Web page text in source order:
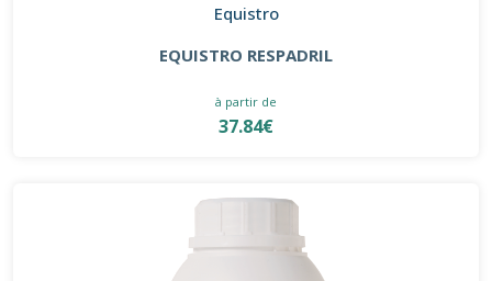
Equistro
EQUISTRO RESPADRIL
à partir de
37.84€